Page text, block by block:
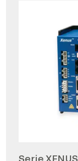
Serie XENUS